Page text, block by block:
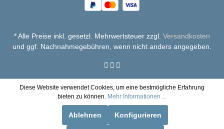
* Alle Preise inkl. gesetzl. Mehrwertsteuer zzgl. Versandkosten
und ggf. Nachnahmegebühren, wenn nicht anders angegeben.
Diese Website verwendet Cookies, um eine bestmögliche Erfahrung
bieten zu können. Mehr Informationen ...
Ablehnen Konfigurieren